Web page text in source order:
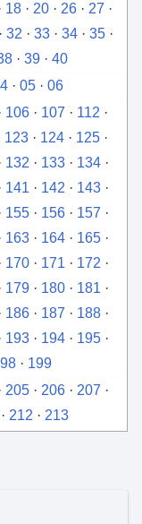
· 18 · 20 · 26 · 27 ·
32 · 33· 34· 35·
· 39· 40
· 05· 06
· 106 · 107 · 112 ·
123 · 124 · 125 ·
· 132 · 133 · 134 ·
· 141 · 142 · 143 ·
· 155 · 156 · 157 ·
· 163 · 164 · 165 ·
· 170 · 171 · 172 ·
· 179 · 180 · 181 ·
· 186 · 187 · 188 ·
· 193 · 194 · 195 ·
· 199
· 205 · 206 · 207 ·
· 212 · 213